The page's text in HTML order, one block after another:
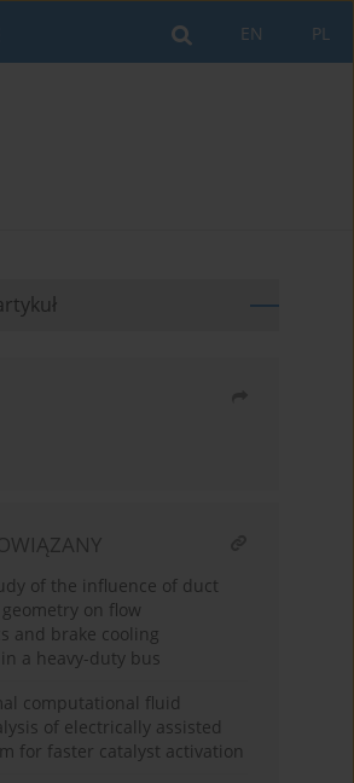
PL
EN
of the influence of duct
on flow
and brake cooling
a heavy-duty bus
computational fluid
of electrically assisted
for faster catalyst activation